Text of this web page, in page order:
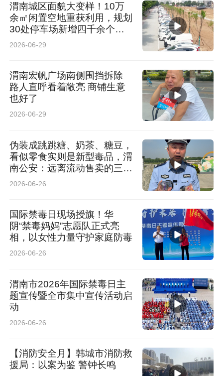
渭南城区面貌大变样！10万
余㎡闲置空地重获利用，规划
30处停车场新增四千余个车
位
2026-06-29
渭南宏帆广场南侧围挡拆除
路人直呼看着敞亮 商铺生意
也好了
2026-06-29
伪装成跳跳糖、奶茶、糖豆，
看似零食实则是新型毒品，渭
南公安：远离流动售卖的三无
产品
2026-06-26
国际禁毒日现场授旗！华
阴“禁毒妈妈”志愿队正式亮
相，以女性力量守护家庭防毒
2026-06-26
渭南市2026年国际禁毒日主
题宣传暨全市集中宣传活动启
动
2026-06-26
【消防安全月】韩城市消防救
援局：以案为鉴 警钟长鸣